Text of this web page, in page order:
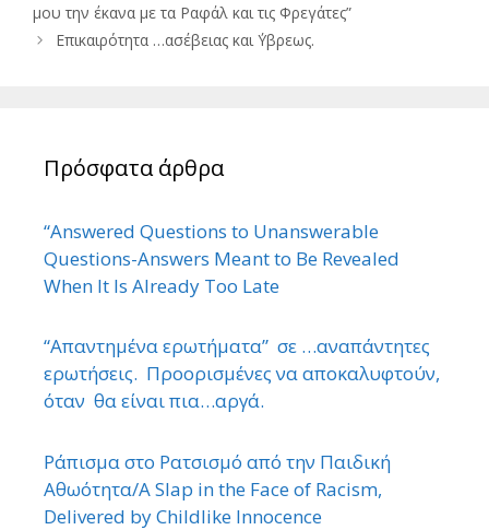
μου την έκανα με τα Ραφάλ και τις Φρεγάτες”
Επικαιρότητα …ασέβειας και ΄Υβρεως.
Πρόσφατα άρθρα
“Answered Questions to Unanswerable
Questions-Answers Meant to Be Revealed
When It Is Already Too Late
“Απαντημένα ερωτήματα” σε …αναπάντητες
ερωτήσεις. Προορισμένες να αποκαλυφτούν,
όταν θα είναι πια…αργά.
Ράπισμα στο Ρατσισμό από την Παιδική
Αθωότητα/A Slap in the Face of Racism,
Delivered by Childlike Innocence